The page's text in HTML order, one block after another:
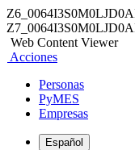
Web Content Viewer
Acciones
Personas
PyMES
Empresas
Español